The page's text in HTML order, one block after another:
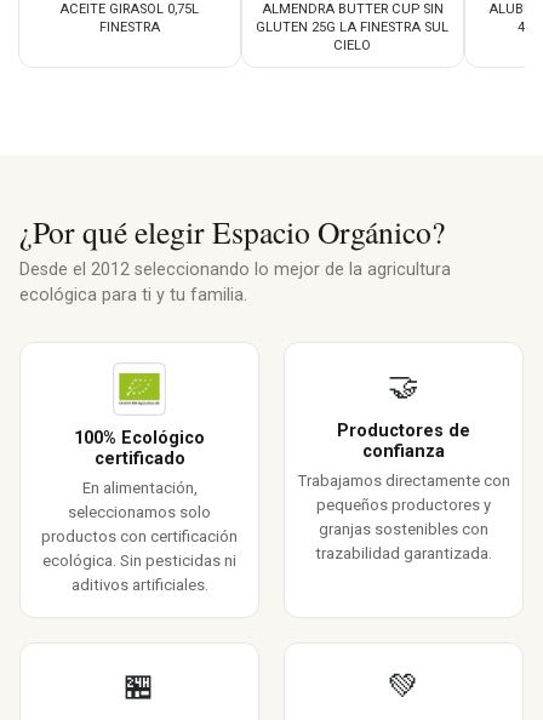
ACEITE GIRASOL 0,75L
FINESTRA
ALMENDRA BUTTER CUP SIN
GLUTEN 25G LA FINESTRA SUL
CIELO
¿Por qué elegir Espacio Orgánico?
Desde el 2012 seleccionando lo mejor de la agricultura
ecológica para ti y tu familia.
100% Ecológico
certificado
En alimentación,
seleccionamos solo
productos con certificación
ecológica. Sin pesticidas ni
aditivos artificiales.
🤝
Productores de
confianza
Trabajamos directamente con
pequeños productores y
granjas sostenibles con
trazabilidad garantizada.
🏪 💚